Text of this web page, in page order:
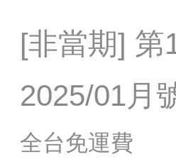
[非當期] 第
2025/01月
全台免運費